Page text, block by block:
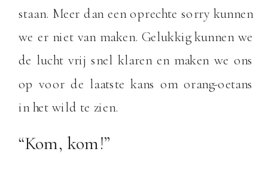
staan. Meer dan een oprechte sorry kunnen
we er niet van maken. Gelukkig kunnen we
de lucht vrij snel klaren en maken we ons
op voor de laatste kans om orang-oetans
in het wild te zien.
“Kom, kom!”